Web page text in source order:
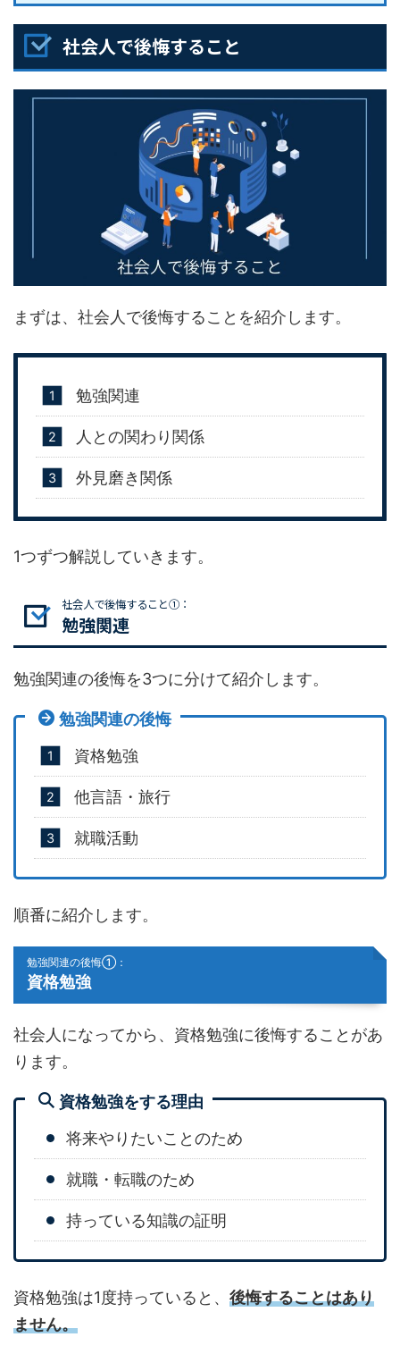
社会人で後悔すること
まずは、社会人で後悔することを紹介します。
勉強関連
人との関わり関係
外見磨き関係
1つずつ解説していきます。
社会人で後悔すること①：
勉強関連
勉強関連の後悔を3つに分けて紹介します。
勉強関連の後悔
資格勉強
他言語・旅行
就職活動
順番に紹介します。
勉強関連の後悔①：
資格勉強
社会人になってから、資格勉強に後悔することがあ
ります。
資格勉強をする理由
将来やりたいことのため
就職・転職のため
持っている知識の証明
資格勉強は1度持っていると、 後悔することはあり
ません。